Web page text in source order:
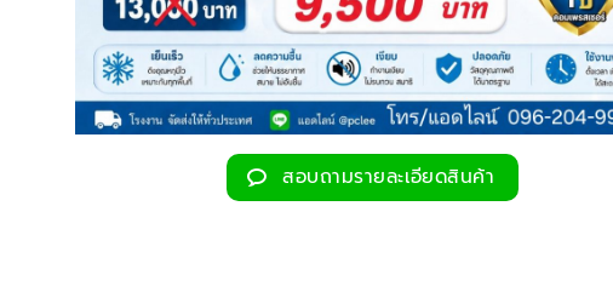
สอบถามรายละเอียดสินค้า